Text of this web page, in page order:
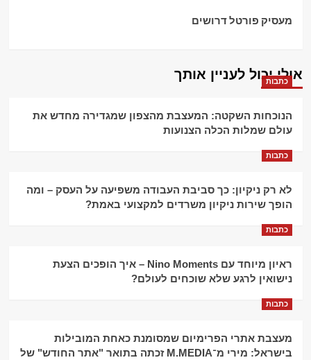
מעסיק פורטל דרושים
אולי יכול לעניין אותך
כתבות
הנוכחות השקטה: המעצבת מהצפון שמגדירה מחדש את
עולם שמלות הכלה הצנועות
כתבות
לא רק ניקיון: כך סביבת העבודה משפיעה על העסק – ומה
הופך שירות ניקיון משרדים למקצועי באמת?
כתבות
ראיון מיוחד עם Nino Moments – איך הופכים הצעת
נישואין לרגע שלא שוכחים לעולם?
כתבות
מעצבת אתרי הפרימיום שמסומנת כאחת המובילות
בישראל: מירי מ־M.MEDIA זכתה בתואר "אתר החודש" של